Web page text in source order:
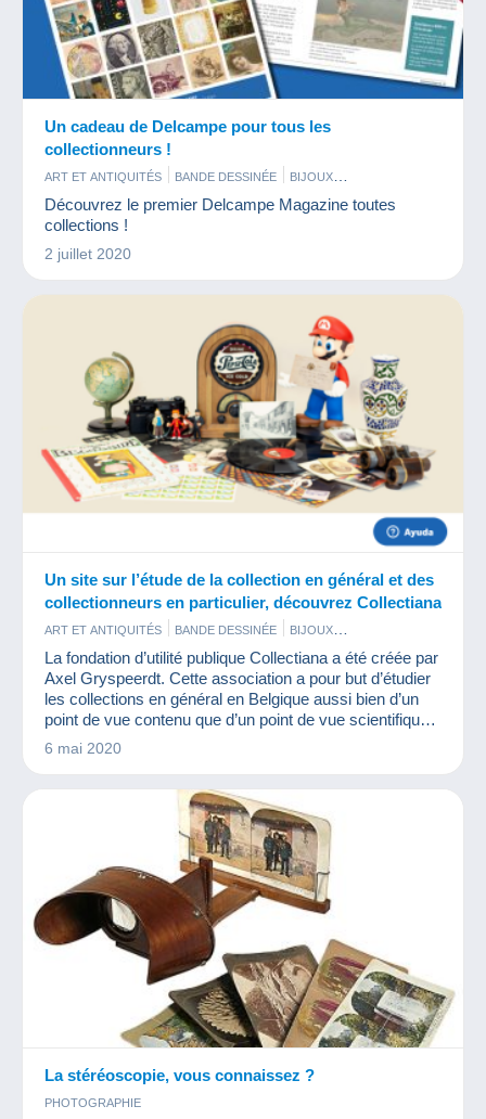
Un cadeau de Delcampe pour tous les
collectionneurs !
ART ET ANTIQUITÉS BANDE DESSINÉE
BIJOUX
BISTROT ET ALIMENTATION
CARTES DE COLLECTION MODERNES
LIVRES ET REVUES
TÉLÉCARTES
TIMBRES
VINYLES
Découvrez le premier Delcampe Magazine toutes
collections !
2 juillet 2020
Un site sur l’étude de la collection en général et des
collectionneurs en particulier, découvrez Collectiana
ART ET ANTIQUITÉS BANDE DESSINÉE
BIJOUX
BISTROT ET ALIMENTATION
CARTES DE COLLECTION MODERNES
CARTES POSTALES
CINÉMA
FÈVES FIGURINES JETONS ET MÉDAILLES
JEUX
LIVRES ET REVUES
MAQUETTES
MILITARIA
MUSIQUE ET INSTRUMENTS
VINYLES
La fondation d’utilité publique Collectiana a été créée par
Axel Gryspeerdt. Cette association a pour but d’étudier
les collections en général en Belgique aussi bien d’un
point de vue contenu que d’un point de vue scientifique.
Professeur émérite en communication d’une des plus
6 mai 2020
La stéréoscopie, vous connaissez ?
PHOTOGRAPHIE